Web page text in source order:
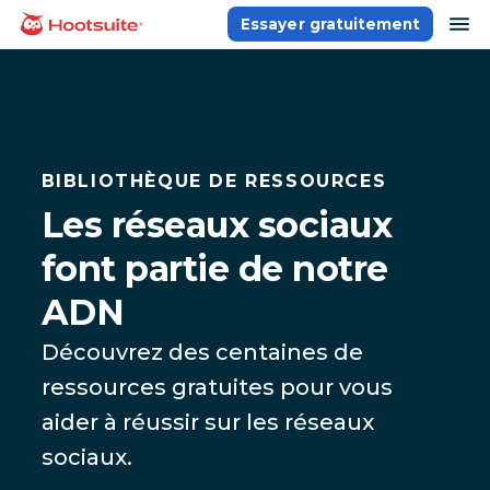
Aller
Accueil
Essayer gratuitement
BIBLIOTHÈQUE DE RESSOURCES
Les réseaux sociaux
font partie de notre
ADN
Découvrez des centaines de
ressources gratuites pour vous
aider à réussir sur les réseaux
sociaux.